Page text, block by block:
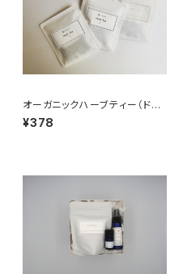
オーガニックハーブティー（ドリ
ップ式 1パック入り）
¥378